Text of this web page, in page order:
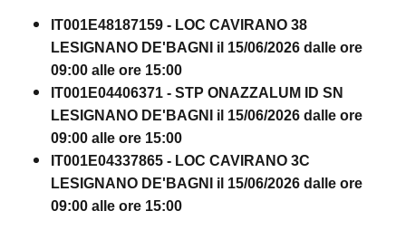
IT001E48187159 - LOC CAVIRANO 38
LESIGNANO DE'BAGNI il 15/06/2026 dalle ore
09:00 alle ore 15:00
IT001E04406371 - STP ONAZZALUM ID SN
LESIGNANO DE'BAGNI il 15/06/2026 dalle ore
09:00 alle ore 15:00
IT001E04337865 - LOC CAVIRANO 3C
LESIGNANO DE'BAGNI il 15/06/2026 dalle ore
09:00 alle ore 15:00